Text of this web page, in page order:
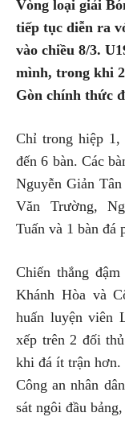
Vòng loại giải
tiếp tục diễn ra
vào chiều 8/3.
mình, trong khi
Gòn chính thức
Chỉ trong hiệp
đến 6 bàn. Các
Nguyễn Giản
Văn Trường,
Tuấn và 1 bàn đá
Chiến thắng
Khánh Hòa và
huấn luyện viên
xếp trên 2 đối
khi đá ít trận hơn.
Công an nhân
sát ngôi đầu